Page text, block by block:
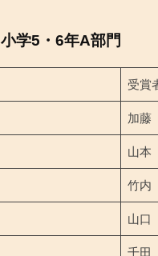
小学5・6年A部門
受賞
加
山
竹
山
千田